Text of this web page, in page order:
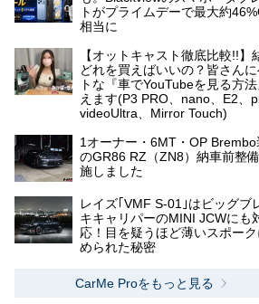
トがプライムデーで最大約
相当に
【オットキャスト徹底比較!!】
どれを買えばいいの？皆さんに
トな『車でYouTubeを見る方
えます(P3 PRO、nano、E2、
videoUltra、Mirror Touch)
1オーナー・6MT・OP Brembo
のGR86 RZ（ZN8）納車前整
施しました
レイズ｢VMF S-01｣はビッグブ
キキャリパーのMINI JCWにも
応！目を疑うほど薄いスポー
められた秘密
CarMe Proをもっと見る